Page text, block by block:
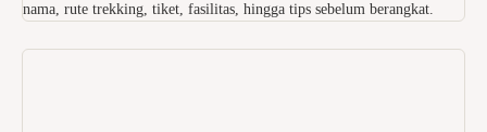
nama, rute trekking, tiket, fasilitas, hingga tips sebelum berangkat.